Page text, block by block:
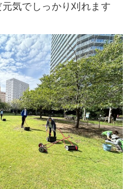
気でしっかり刈れます